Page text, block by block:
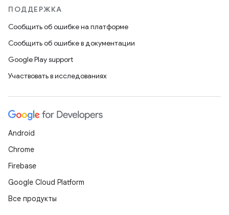
ПОДДЕРЖКА
Сообщить об ошибке на платформе
Сообщить об ошибке в документации
Google Play support
Участвовать в исследованиях
Android
Chrome
Firebase
Google Cloud Platform
Все продукты